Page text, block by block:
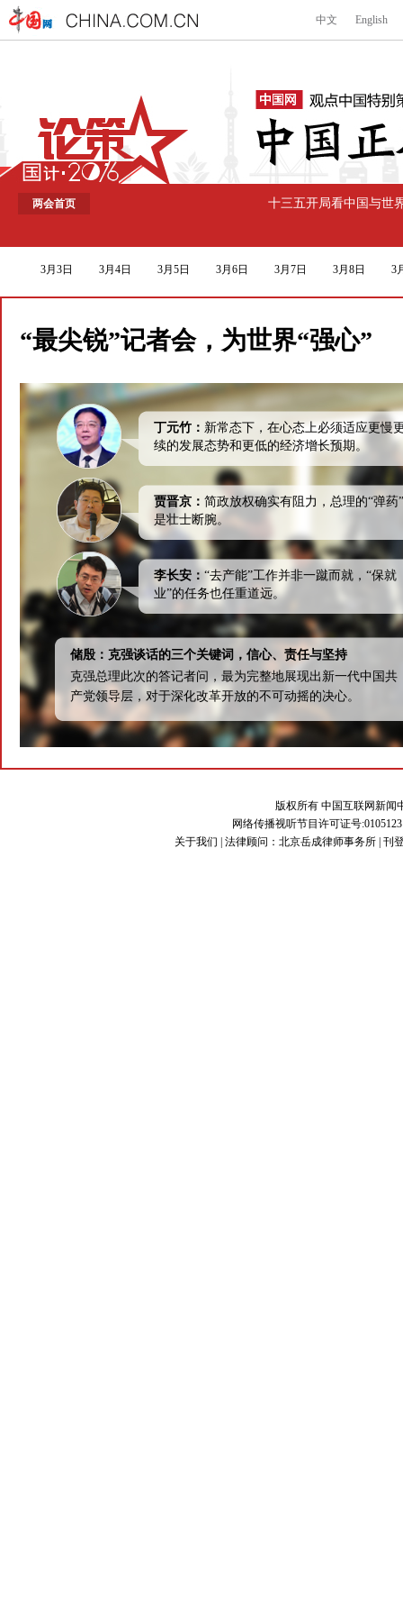
两会首页 十三五开局看中国与世
3月3日 3月4日 3月5日 3月6日 3月7日 3月8日 3
“最尖锐”记者会，为世界“强心”
丁元竹： 新常态下，在心态上必须适应更慢
续的发展态势和更低的经济增长预期。
贾晋京： 简政放权确实有阻力，总理的“弹药
是壮士断腕。
李长安： “去产能”工作并非一蹴而就，“保就
业”的任务也任重道远。
储殷：克强谈话的三个关键词，信心、责任与坚持
克强总理此次的答记者问，最为完整地展现出新一代中国共
产党领导层，对于深化改革开放的不可动摇的决心。
版权所有 中国互联网新闻
网络传播视听节目许可证号:0105123
关于我们 | 法律顾问： 北京岳成律师事务所 刊